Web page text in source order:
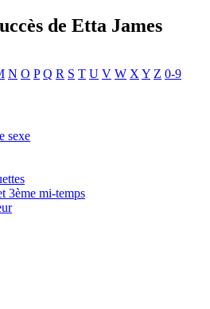
de Etta James
N O P Q R S T U V W X Y Z 0-9
sexe
3ème mi-temps